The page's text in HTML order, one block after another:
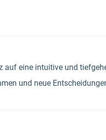
eine intuitive und
und neue